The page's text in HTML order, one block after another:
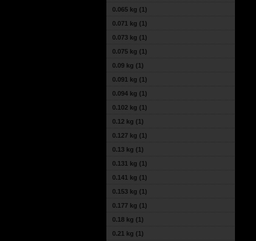
0.065 kg (1)
0.071 kg (1)
0.073 kg (1)
0.075 kg (1)
0.09 kg (1)
0.091 kg (1)
0.094 kg (1)
0.102 kg (1)
0.12 kg (1)
0.127 kg (1)
0.13 kg (1)
0.131 kg (1)
0.141 kg (1)
0.153 kg (1)
0.177 kg (1)
0.18 kg (1)
0.21 kg (1)